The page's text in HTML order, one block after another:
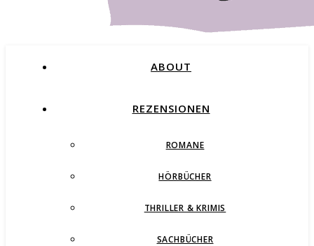
ABOUT
REZENSIONEN
ROMANE
HÖRBÜCHER
THRILLER & KRIMIS
SACHBÜCHER